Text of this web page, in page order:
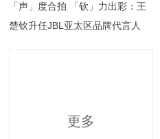
「声」度合拍 「钦」力出彩：王
楚钦升任JBL亚太区品牌代言人
更多